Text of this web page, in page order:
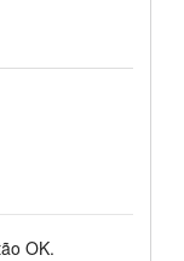
OK.